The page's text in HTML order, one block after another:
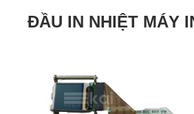
ĐẦU IN NHIỆT MÁY